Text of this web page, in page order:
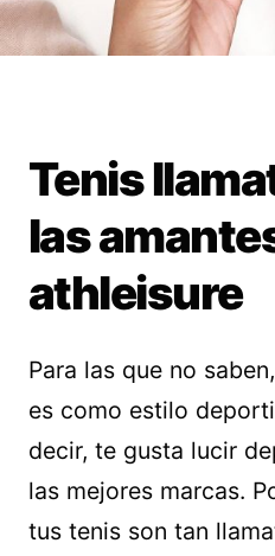
Tenis
las
athleisure
Para las que no
es como estilo
decir, te gusta lucir
las mejores marcas.
tus tenis son tan